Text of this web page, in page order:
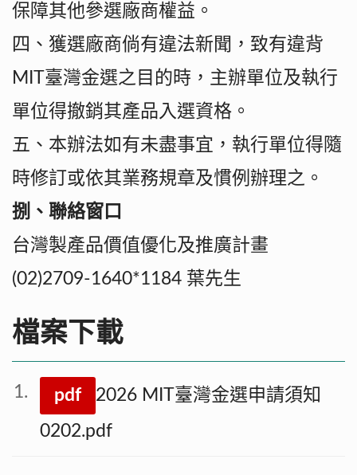
保障其他參選廠商權益。
四、獲選廠商倘有違法新聞，致有違背
MIT臺灣金選之目的時，主辦單位及執行
單位得撤銷其產品入選資格。
五、本辦法如有未盡事宜，執行單位得隨
時修訂或依其業務規章及慣例辦理之。
捌、聯絡窗口
台灣製產品價值優化及推廣計畫
(02)2709-1640*1184 葉先生
檔案下載
pdf
2026 MIT臺灣金選申請須知
0202.pdf